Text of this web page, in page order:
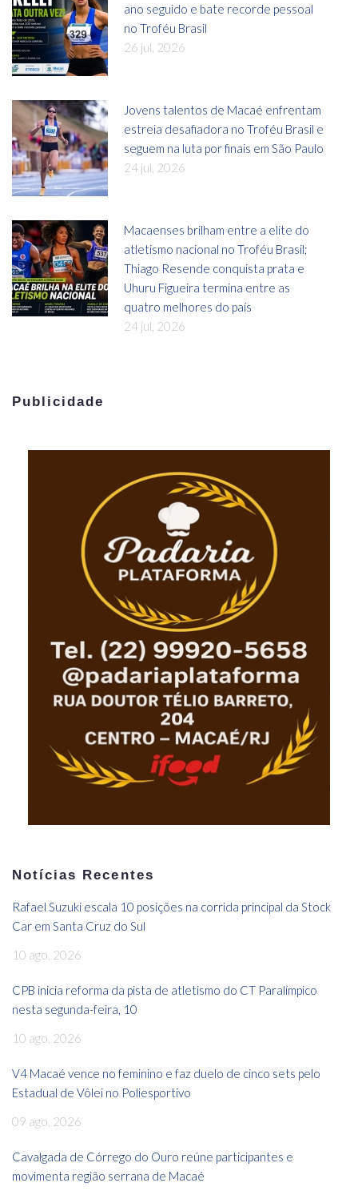
ano seguido e bate recorde pessoal
no Troféu Brasil
26 jul, 2026
Jovens talentos de Macaé enfrentam
estreia desafiadora no Troféu Brasil e
seguem na luta por finais em São Paulo
24 jul, 2026
Macaenses brilham entre a elite do
atletismo nacional no Troféu Brasil;
Thiago Resende conquista prata e
Uhuru Figueira termina entre as
quatro melhores do país
24 jul, 2026
Publicidade
Notícias Recentes
Rafael Suzuki escala 10 posições na corrida principal da Stock
Car em Santa Cruz do Sul
10 ago, 2026
CPB inicia reforma da pista de atletismo do CT Paralímpico
nesta segunda-feira, 10
10 ago, 2026
V4 Macaé vence no feminino e faz duelo de cinco sets pelo
Estadual de Vôlei no Poliesportivo
09 ago, 2026
Cavalgada de Córrego do Ouro reúne participantes e
movimenta região serrana de Macaé